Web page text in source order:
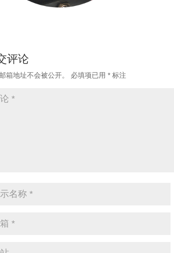
评论
箱地址不会被公开。 必填项已用* 标注